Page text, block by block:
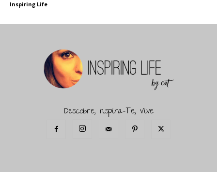
Inspiring Life
Descobre, Inspira-Te, Vive